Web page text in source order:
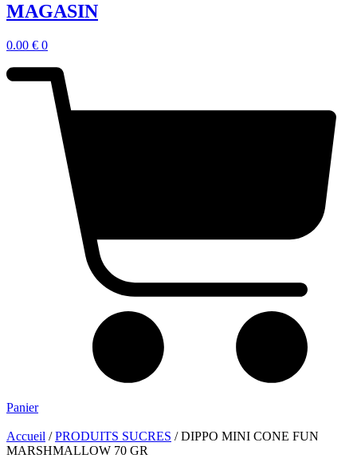
MAGASIN
0.00 € 0
Panier
Accueil /PRODUITS SUCRES / DIPPO MINI CONE FUN
MARSHMALLOW 70 GR